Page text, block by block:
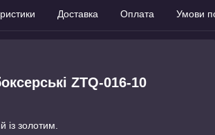
Доставка Оплата Умови
ZTQ-016-10
із золотим.